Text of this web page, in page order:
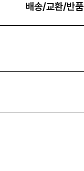
배송/교환/반품